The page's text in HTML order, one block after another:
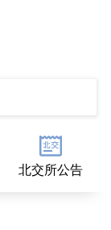
北交所公告